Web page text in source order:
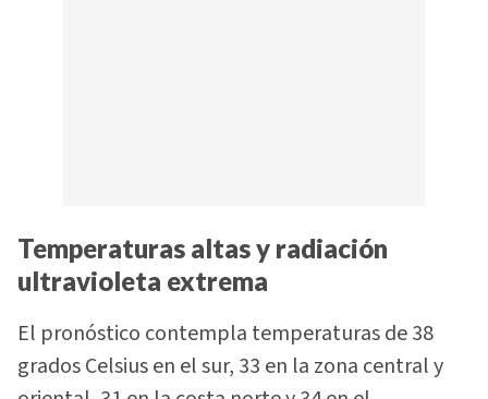
Temperaturas altas y radiación
ultravioleta extrema
El pronóstico contempla temperaturas de 38
grados Celsius en el sur, 33 en la zona central y